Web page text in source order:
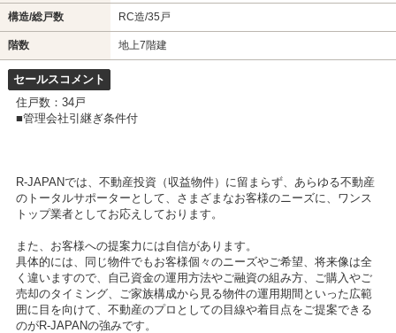
構造/総戸数 RC造/35戸
階数 地上7階建
セールスコメント
住戸数：34戸
■管理会社引継ぎ条件付
R-JAPANでは、不動産投資（収益物件）に留まらず、あらゆる不動産
のトータルサポーターとして、さまざまなお客様のニーズに、ワンス
トップ業者としてお応えしております。
また、お客様への提案力には自信があります。
具体的には、同じ物件でもお客様個々のニーズやご希望、将来像は全
く違いますので、自己資金の運用方法やご融資の組み方、ご購入やご
売却のタイミング、ご家族構成から見る物件の運用期間といった広範
囲に目を向けて、不動産のプロとしての目線や着目点をご提案できる
のがR-JAPANの強みです。